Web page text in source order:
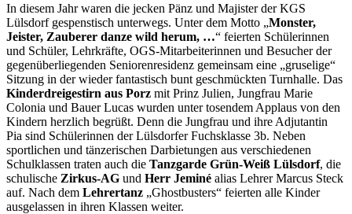
In diesem Jahr waren die jecken Pänz und Majister der KGS
Lülsdorf gespenstisch unterwegs. Unter dem Motto „Monster,
Jeister, Zauberer danze wild herum, …“ feierten Schülerinnen
und Schüler, Lehrkräfte, OGS-Mitarbeiterinnen und Besucher der
gegenüberliegenden Seniorenresidenz gemeinsam eine „gruselige“
Sitzung in der wieder fantastisch bunt geschmückten Turnhalle. Das
Kinderdreigestirn aus Porz mit Prinz Julien, Jungfrau Marie
Colonia und Bauer Lucas wurden unter tosendem Applaus von den
Kindern herzlich begrüßt. Denn die Jungfrau und ihre Adjutantin
Pia sind Schülerinnen der Lülsdorfer Fuchsklasse 3b. Neben
sportlichen und tänzerischen Darbietungen aus verschiedenen
Schulklassen traten auch die Tanzgarde Grün-Weiß Lülsdorf, die
schulische Zirkus-AG und Herr Jeminé alias Lehrer Marcus Steck
auf. Nach dem Lehrertanz „Ghostbusters“ feierten alle Kinder
ausgelassen in ihren Klassen weiter.